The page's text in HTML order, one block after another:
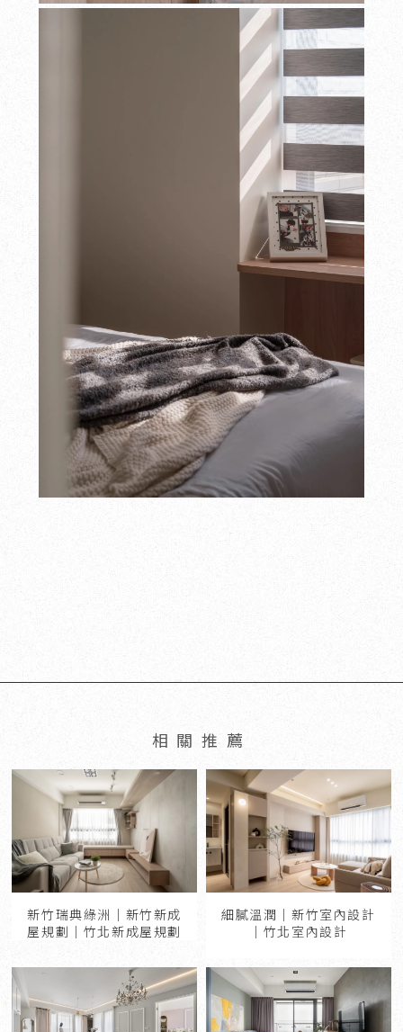
新竹瑞典綠洲｜新竹新成
屋規劃｜竹北新成屋規劃
細膩溫潤｜新竹室內設計
｜竹北室內設計